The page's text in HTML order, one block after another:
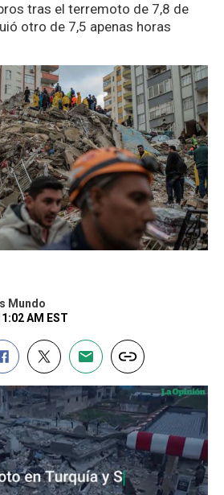
tras el terremoto de 7,8 de
otro de 7,5 apenas horas
Mundo
AM EST